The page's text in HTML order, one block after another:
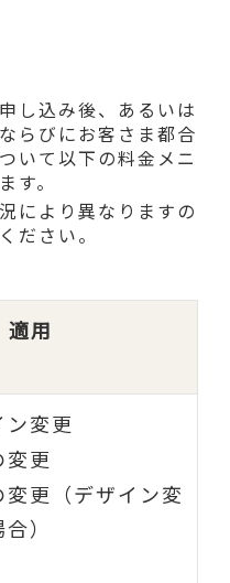
し込み後、あるいは
らびにお客さま都合
いて以下の料金メニ
す。
により異なりますの
ださい。
適用
変更
更
更（デザイン変
）